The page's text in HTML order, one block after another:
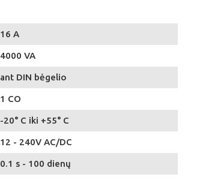
16 A
4000 VA
ant DIN bėgelio
1 CO
-20° C iki +55° C
12 - 240V AC/DC
0.1 s - 100 dienų